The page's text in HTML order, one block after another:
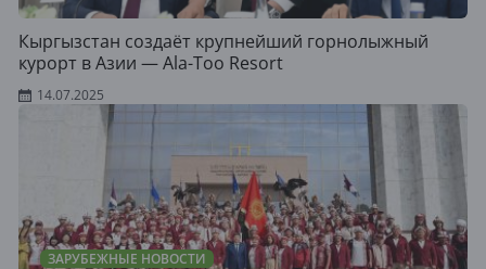
Кыргызстан создаёт крупнейший горнолыжный
курорт в Азии — Ala-Too Resort
14.07.2025
ЗАРУБЕЖНЫЕ НОВОСТИ